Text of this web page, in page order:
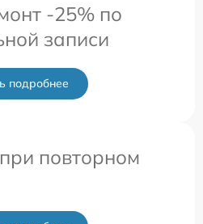
-25% по
записи
подробнее
повторном